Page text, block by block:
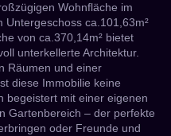
Wohnfläche im
Untergeschoss ca.101,63m²
von ca.370,14m² bietet
unterkellerte Architektur.
Räumen und einer
diese Immobilie keine
begeistert mit einer eigenen
Gartenbereich – der perfekte
oder Freunde und